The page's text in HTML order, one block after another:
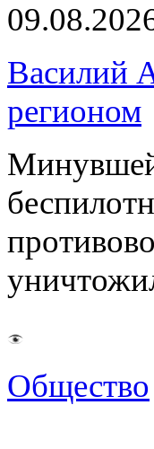
Василий
регионом
Минувшей
Общество